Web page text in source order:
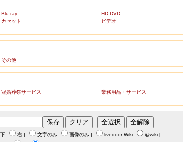
Blu-ray HD DVD
カセット ビデオ
その他
冠婚葬祭サービス 業務用品・サービス
-
下 右 | 文字のみ 画像のみ | livedoor Wiki @wiki］